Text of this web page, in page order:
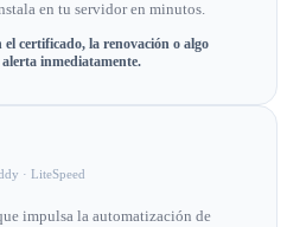
en tu servidor en minutos.
certificado, la renovación o algo
inmediatamente.
· LiteSpeed
impulsa la automatización de